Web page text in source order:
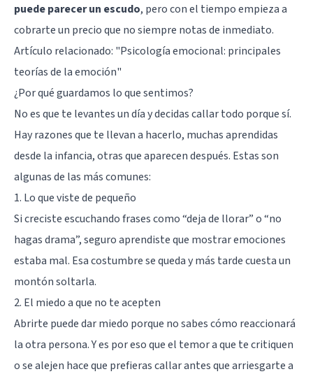
puede parecer un escudo, pero con el tiempo empieza a
cobrarte un precio que no siempre notas de inmediato.
Artículo relacionado: "Psicología emocional: principales
teorías de la emoción"
¿Por qué guardamos lo que sentimos?
No es que te levantes un día y decidas callar todo porque sí.
Hay razones que te llevan a hacerlo, muchas aprendidas
desde la infancia, otras que aparecen después. Estas son
algunas de las más comunes:
1. Lo que viste de pequeño
Si creciste escuchando frases como “deja de llorar” o “no
hagas drama”, seguro aprendiste que mostrar emociones
estaba mal. Esa costumbre se queda y más tarde cuesta un
montón soltarla.
2. El miedo a que no te acepten
Abrirte puede dar miedo porque no sabes cómo reaccionará
la otra persona. Y es por eso que el temor a que te critiquen
o se alejen hace que prefieras callar antes que arriesgarte a